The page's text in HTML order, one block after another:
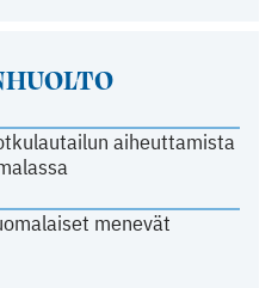
aiheuttamista
menevät